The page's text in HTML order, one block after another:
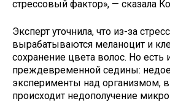
стрессовый фактор», — сказала
Эксперт уточнила, что из-за
вырабатываются меланоцит и
сохранение цвета волос. Но есть
преждевременной седины:
эксперименты над организмом, в
происходит недополучение